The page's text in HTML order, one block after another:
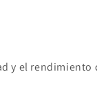
y el rendimiento